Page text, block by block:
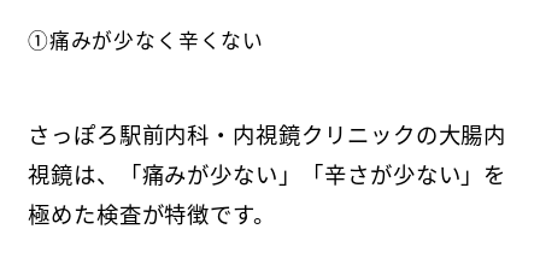
①痛みが少なく辛くない
さっぽろ駅前内科・内視鏡クリニックの大腸内
視鏡は、「痛みが少ない」「辛さが少ない」を
極めた検査が特徴です。